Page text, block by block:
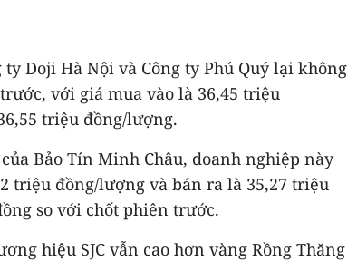
Doji Hà Nội và Công ty Phú Quý lại không
với giá mua vào là 36,45 triệu
triệu đồng/lượng.
Bảo Tín Minh Châu, doanh nghiệp này
triệu đồng/lượng và bán ra là 35,27 triệu
so với chốt phiên trước.
hiệu SJC vẫn cao hơn vàng Rồng Thăng